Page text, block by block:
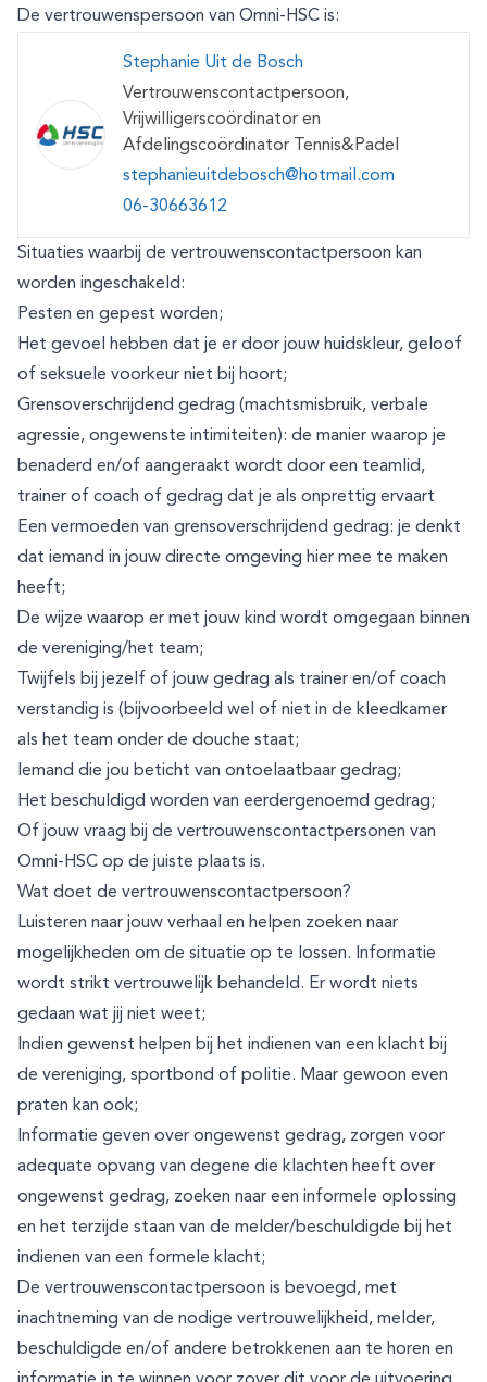
De vertrouwenspersoon van Omni-HSC is:
Stephanie Uit de Bosch
Vertrouwenscontactpersoon,
Vrijwilligerscoördinator en
Afdelingscoördinator Tennis&Padel
stephanieuitdebosch@hotmail.com
06-30663612
Situaties waarbij de vertrouwenscontactpersoon kan
worden ingeschakeld:
Pesten en gepest worden;
Het gevoel hebben dat je er door jouw huidskleur, geloof
of seksuele voorkeur niet bij hoort;
Grensoverschrijdend gedrag (machtsmisbruik, verbale
agressie, ongewenste intimiteiten): de manier waarop je
benaderd en/of aangeraakt wordt door een teamlid,
trainer of coach of gedrag dat je als onprettig ervaart
Een vermoeden van grensoverschrijdend gedrag: je denkt
dat iemand in jouw directe omgeving hier mee te maken
heeft;
De wijze waarop er met jouw kind wordt omgegaan binnen
de vereniging/het team;
Twijfels bij jezelf of jouw gedrag als trainer en/of coach
verstandig is (bijvoorbeeld wel of niet in de kleedkamer
als het team onder de douche staat;
Iemand die jou beticht van ontoelaatbaar gedrag;
Het beschuldigd worden van eerdergenoemd gedrag;
Of jouw vraag bij de vertrouwenscontactpersonen van
Omni-HSC op de juiste plaats is.
Wat doet de vertrouwenscontactpersoon?
Luisteren naar jouw verhaal en helpen zoeken naar
mogelijkheden om de situatie op te lossen. Informatie
wordt strikt vertrouwelijk behandeld. Er wordt niets
gedaan wat jij niet weet;
Indien gewenst helpen bij het indienen van een klacht bij
de vereniging, sportbond of politie. Maar gewoon even
praten kan ook;
Informatie geven over ongewenst gedrag, zorgen voor
adequate opvang van degene die klachten heeft over
ongewenst gedrag, zoeken naar een informele oplossing
en het terzijde staan van de melder/beschuldigde bij het
indienen van een formele klacht;
De vertrouwenscontactpersoon is bevoegd, met
inachtneming van de nodige vertrouwelijkheid, melder,
beschuldigde en/of andere betrokkenen aan te horen en